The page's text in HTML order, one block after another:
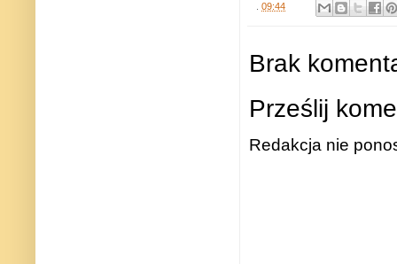
. 09:44
Brak
Prześlij
Redakcja nie